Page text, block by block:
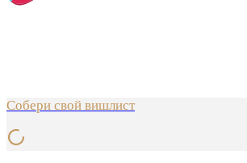
Собери свой вишлист